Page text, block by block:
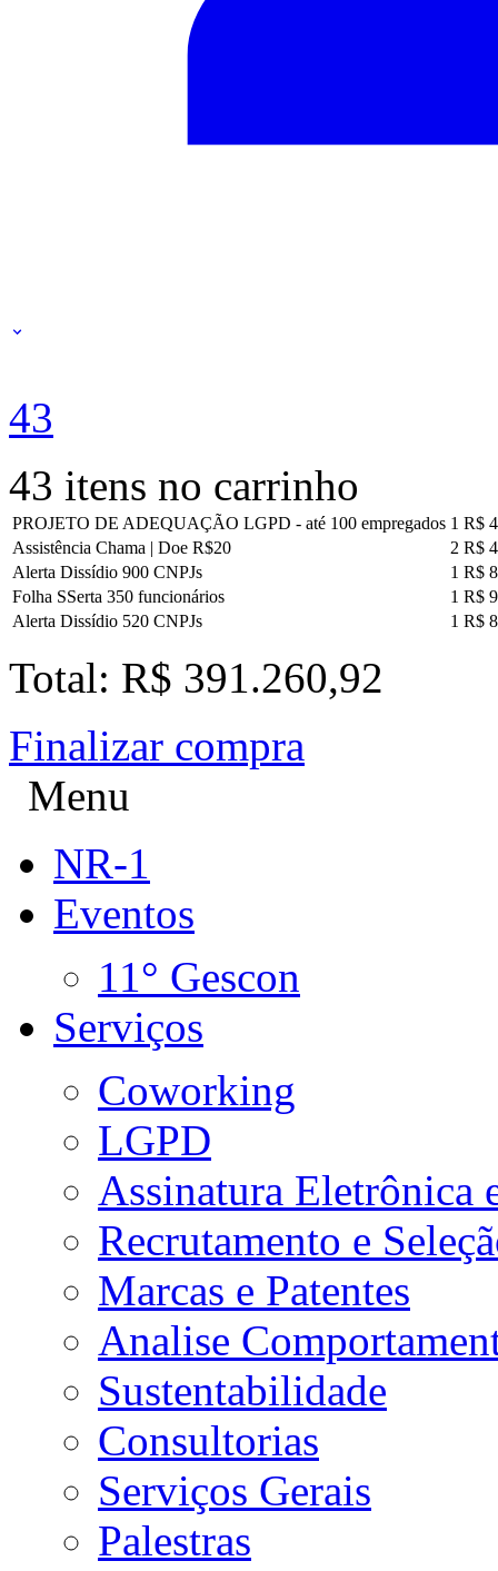
43
43 itens no carrinho
PROJETO DE ADEQUAÇÃO LGPD - até 100 empregados 1 R$
Assistência Chama | Doe R$20
2 R$
Alerta Dissídio 900 CNPJs
1 R$
Folha SSerta 350 funcionários
1 R$
Alerta Dissídio 520 CNPJs
1 R$
Total: R$ 391.260,92
Finalizar compra
Menu
NR-1
Eventos
11° Gescon
Serviços
Coworking
LGPD
Assinatura Eletrônica
Recrutamento e
Marcas e Patentes
Analise
Sustentabilidade
Consultorias
Serviços Gerais
Palestras